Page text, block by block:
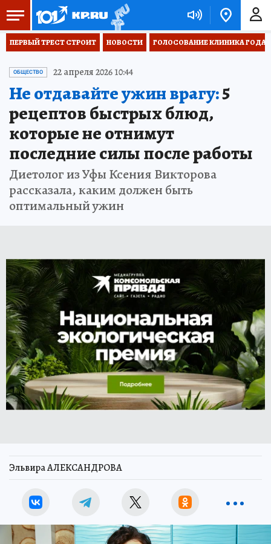
ПЕРВЫЙ ТРЕСТ СТРОИТ НОВОСТИ ГОЛОСОВАНИЕ КЛИНИКА ГОДА
ОБЩЕСТВО 22 апреля 2026 10:44
Не отдавайте ужин врагу:5
рецептов быстрых блюд,
которые не отнимут
последние силы после работы
Диетолог из Уфы Ксения Викторова
рассказала, каким должен быть
оптимальный ужин
Эльвира АЛЕКСАНДРОВА